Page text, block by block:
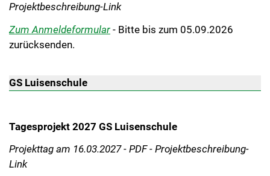
Projektbeschreibung-Link
Zum Anmeldeformular - Bitte bis zum 05.09.2026
zurücksenden.
GS Luisenschule
Tagesprojekt 2027 GS Luisenschule
Projekttag am 16.03.2027 - PDF - Projektbeschreibung-
Link